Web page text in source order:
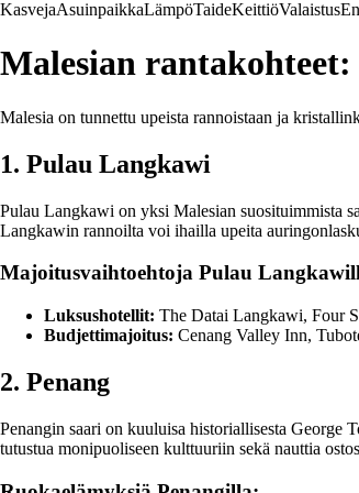
KasvejaAsuinpaikkaLämpöTaideKeittiöValaistus
Malesian
Malesia on tunnettu upeista rannoistaan ja
1. Pulau Langkawi
Pulau Langkawi on yksi Malesian suosituimmista
Langkawin rannoilta voi ihailla upeita
Majoitusvaihtoehtoja Pulau
Luksushotellit: The Datai Langkawi, Four
Budjettimajoitus: Cenang Valley Inn,
2. Penang
Penangin saari on kuuluisa historiallisesta George
tutustua monipuoliseen kulttuuriin sekä nauttia